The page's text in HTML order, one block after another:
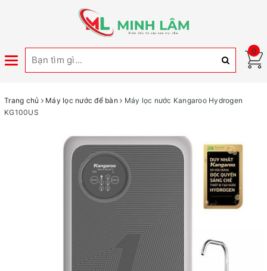
Toggle
0
Trang chủ Máy lọc nước để bàn
Máy lọc nước Kangaroo Hydrogen
KG100US